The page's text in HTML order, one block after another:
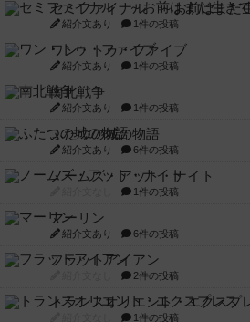
セミファイナル ～お前はまだ
紹介文あり 1件の投稿
ワン・トゥ・ファイブ
紹介文あり 1件の投稿
南北戦争
紹介文あり 1件の投稿
ふたつの城の物語
紹介文あり 6件の投稿
ノームズ・アット・ナイト
1件の投稿
マーリン
紹介文あり 6件の投稿
フラットアイアン
2件の投稿
トランスオリエント・エクスプ
1件の投稿